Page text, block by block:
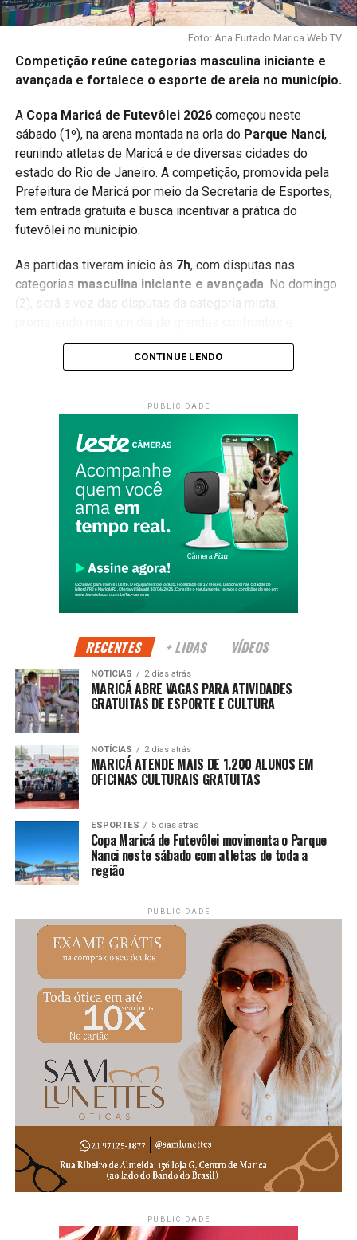
PUBLICIDADE
As inscrições para novas turmas são abertas
periodicamente conforme a disponibilidade de vagas.
Saiba mais em: www.maricawebtv.com.br
Palavras-chave SEO
Maricá, oficinas culturais, cultura em Maricá, aulas
gratuitas, Secretaria de Cultura, teatro, dança, música, arte,
cursos gratuitos, Maricá Web TV.
Foto: Ana Furtado Marica Web TV
Competição reúne categorias masculina iniciante e
avançada e fortalece o esporte de areia no município.
A Copa Maricá de Futevôlei 2026começou neste
sábado (1º), na arena montada na orla do Parque Nanci,
reunindo atletas de Maricá e de diversas cidades do
estado do Rio de Janeiro. A competição, promovida pela
Prefeitura de Maricá por meio da Secretaria de Esportes,
tem entrada gratuita e busca incentivar a prática do
futevôlei no município.
As partidas tiveram início às 7h, com disputas nas
categorias masculina iniciante e avançada. No domingo
(2), será a vez das disputas da categoria mista,
integração entre atletas e torcedores.
tradicionais do país e consolidando Maricá como um dos
principais destinos para grandes eventos esportivos
ligados aos esportes de areia.
A expectativa é de grande público durante todo o fim de
semana, com estrutura preparada para receber atletas,
familiares e amantes do esporte na orla do Parque Nanci.
Acompanhe a cobertura completa na Maricá Web
TV.
Copa Maricá de Futevôlei, Maricá, Parque Nanci, futevôlei,
esporte de areia, Liga Nacional de Futevôlei, Secretaria de
Esportes, eventos esportivos em Maricá, Maricá Web TV,
competição de futevôlei.
CONTINUE LENDO
PUBLICIDADE
RECENTES + LIDAS VÍDEOS
NOTÍCIAS 2 dias atrás
MARICÁ ABRE VAGAS PARA ATIVIDADES
GRATUITAS DE ESPORTE E CULTURA
NOTÍCIAS 2 dias atrás
MARICÁ ATENDE MAIS DE 1.200 ALUNOS EM
OFICINAS CULTURAIS GRATUITAS
ESPORTES 5 dias atrás
Copa Maricá de Futevôlei movimenta o Parque
Nanci neste sábado com atletas de toda a
região
PUBLICIDADE
PUBLICIDADE